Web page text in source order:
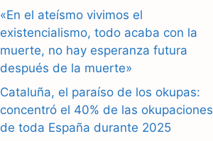
«En el ateísmo vivimos el
existencialismo, todo acaba con la
muerte, no hay esperanza futura
después de la muerte»
Cataluña, el paraíso de los okupas:
concentró el 40% de las okupaciones
de toda España durante 2025